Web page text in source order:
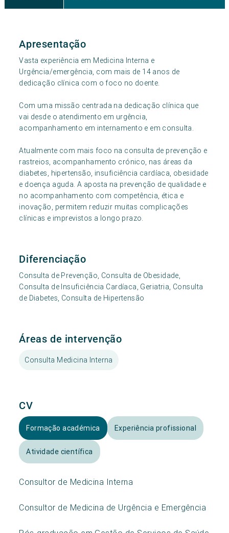
Apresentação
Vasta experiência em Medicina Interna e
Urgência/emergência, com mais de 14 anos de
dedicação clínica com o foco no doente.
Com uma missão centrada na dedicação clínica que
vai desde o atendimento em urgência,
acompanhamento em internamento e em consulta.
Atualmente com mais foco na consulta de prevenção e
rastreios, acompanhamento crónico, nas áreas da
diabetes, hipertensão, insuficiência cardíaca, obesidade
e doença aguda. A aposta na prevenção de qualidade e
no acompanhamento com competência, ética e
inovação, permitem reduzir muitas complicações
clínicas e imprevistos a longo prazo.
Diferenciação
Consulta de Prevenção, Consulta de Obesidade,
Consulta de Insuficiência Cardíaca, Geriatria, Consulta
de Diabetes, Consulta de Hipertensão
Áreas de intervenção
Consulta Medicina Interna
CV
Formação académica Experiência profissional
Atividade científica
Consultor de Medicina Interna
Consultor de Medicina de Urgência e Emergência